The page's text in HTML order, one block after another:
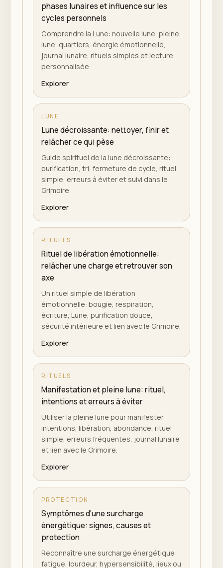
phases lunaires et influence sur les
cycles personnels
Comprendre la Lune: nouvelle lune, pleine
lune, quartiers, énergie émotionnelle,
journal lunaire, rituels simples et lecture
personnalisée.
Explorer
LUNE
Lune décroissante: nettoyer, finir et
relâcher ce qui pèse
Guide spirituel de la lune décroissante:
purification, tri, fermeture de cycle, rituel
simple, erreurs à éviter et suivi dans le
Grimoire.
Explorer
RITUELS
Rituel de libération émotionnelle:
relâcher une charge et retrouver son
axe
Un rituel simple de libération
émotionnelle: bougie, respiration,
écriture, Lune, purification douce,
sécurité intérieure et lien avec le Grimoire.
Explorer
RITUELS
Manifestation et pleine lune: rituel,
intentions et erreurs à éviter
Utiliser la pleine lune pour manifester:
intentions, libération, abondance, rituel
simple, erreurs fréquentes, journal lunaire
et lien avec le Grimoire.
Explorer
PROTECTION
Symptômes d'une surcharge
énergétique: signes, causes et
protection
Reconnaître une surcharge énergétique:
fatigue, lourdeur, hypersensibilité, lieux ou